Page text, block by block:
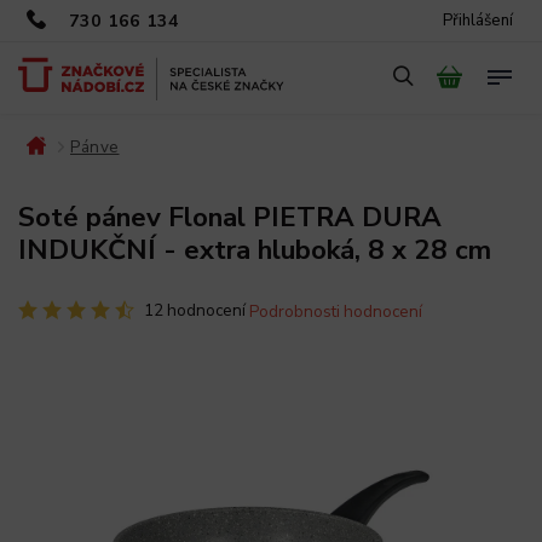
730 166 134 Přihlášení
Pánve
Soté pánev Flonal PIETRA DURA
INDUKČNÍ - extra hluboká, 8 x 28 cm
12 hodnocení Podrobnosti hodnocení